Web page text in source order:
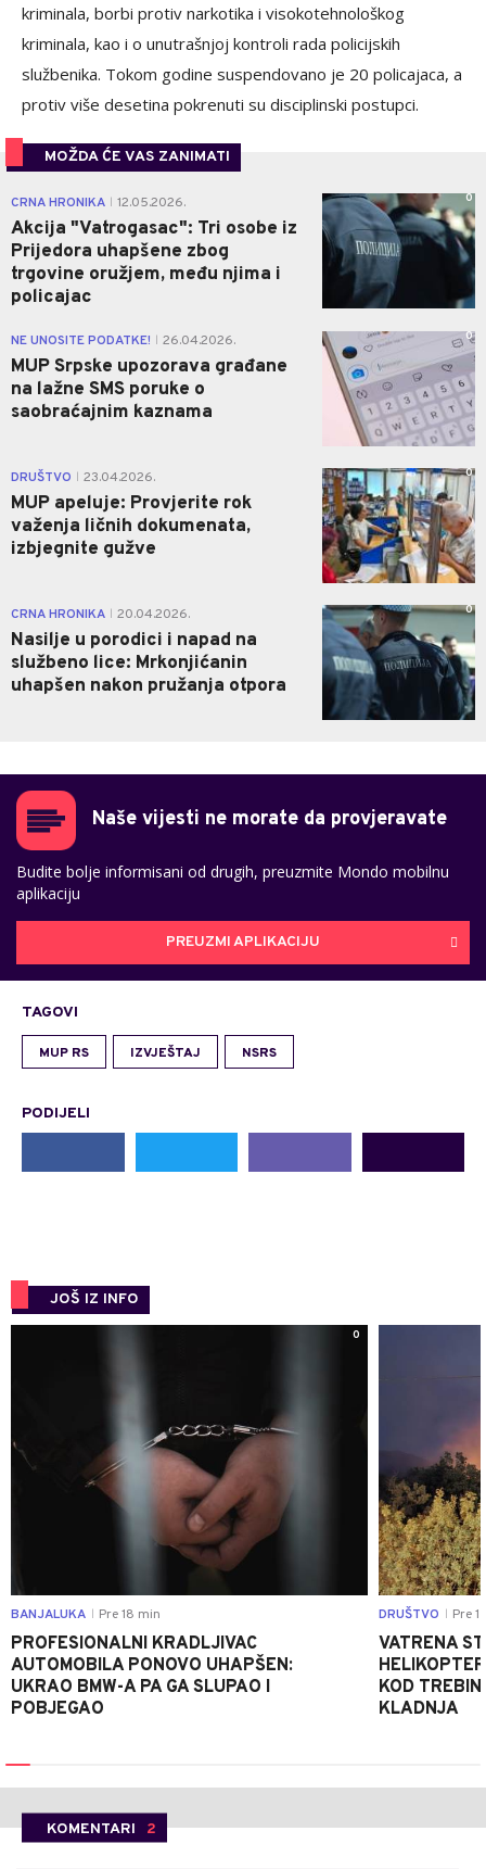
kriminala, borbi protiv narkotika i visokotehnološkog
kriminala, kao i o unutrašnjoj kontroli rada policijskih
službenika. Tokom godine suspendovano je 20 policajaca, a
protiv više desetina pokrenuti su disciplinski postupci.
MOŽDA ĆE VAS ZANIMATI
CRNA HRONIKA 12.05.2026.
Akcija "Vatrogasac": Tri osobe iz
Prijedora uhapšene zbog
trgovine oružjem, među njima i
policajac
0
NE UNOSITE PODATKE! 26.04.2026.
MUP Srpske upozorava građane
na lažne SMS poruke o
saobraćajnim kaznama
0
DRUŠTVO 23.04.2026.
MUP apeluje: Provjerite rok
važenja ličnih dokumenata,
izbjegnite gužve
0
CRNA HRONIKA 20.04.2026.
Nasilje u porodici i napad na
službeno lice: Mrkonjićanin
uhapšen nakon pružanja otpora
0
Naše vijesti ne morate da provjeravate
Budite bolje informisani od drugih, preuzmite Mondo mobilnu
aplikaciju
PREUZMI APLIKACIJU
TAGOVI
MUP RS IZVJEŠTAJ NSRS
PODIJELI
JOŠ IZ INFO
0
BANJALUKA Pre 18 min
PROFESIONALNI KRADLJIVAC
AUTOMOBILA PONOVO UHAPŠEN:
UKRAO BMW-A PA GA SLUPAO I
POBJEGAO
DRUŠTVO Pre 1
VATRENA
KOD
KLADNJA
KOMENTARI 2